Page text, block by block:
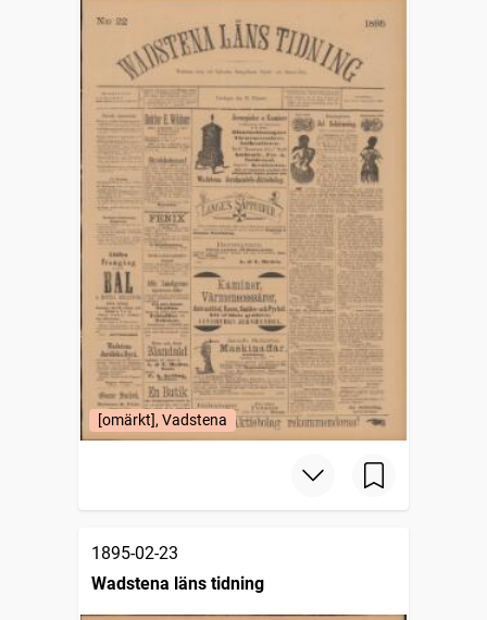
[omärkt], Vadstena
1895-02-23
Wadstena läns tidning